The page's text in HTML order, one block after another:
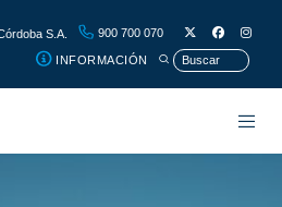
S.A. 900 700 070
INFORMACIÓN